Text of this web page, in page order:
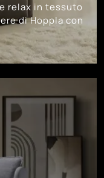
relax in tessuto
di Hoppla con